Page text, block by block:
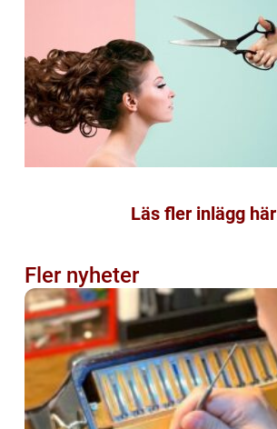
Läs fler inlägg här
Fler nyheter